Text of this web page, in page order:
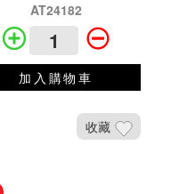
AT24182
加入購物車
收藏